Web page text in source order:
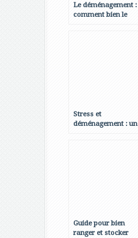
Le déménagement :
comment bien le
Stress et
déménagement : un
Guide pour bien
ranger et stocker